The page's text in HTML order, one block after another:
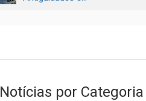
Notícias por Categoria